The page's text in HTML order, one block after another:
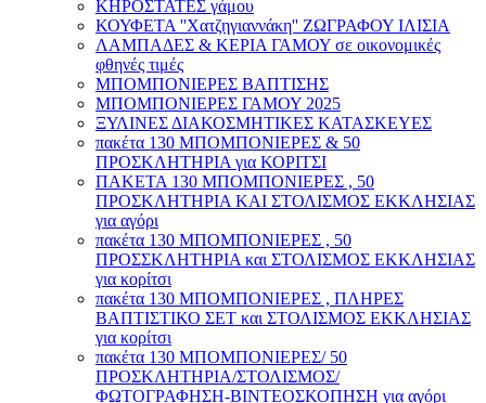
ΚΗΡΟΣΤΑΤΕΣ γάμου
ΚΟΥΦΕΤΑ ''Χατζηγιαννάκη'' ΖΩΓΡΑΦΟΥ ΙΛΙΣΙΑ
ΛΑΜΠΑΔΕΣ & ΚΕΡΙΑ ΓΑΜΟΥ σε οικονομικές
φθηνές τιμές
ΜΠΟΜΠΟΝΙΕΡΕΣ ΒΑΠΤΙΣΗΣ
ΜΠΟΜΠΟΝΙΕΡΕΣ ΓΑΜΟΥ 2025
ΞΥΛΙΝΕΣ ΔΙΑΚΟΣΜΗΤΙΚΕΣ ΚΑΤΑΣΚΕΥΕΣ
πακέτα 130 ΜΠΟΜΠΟΝΙΕΡΕΣ & 50
ΠΡΟΣΚΛΗΤΗΡΙΑ για ΚΟΡΙΤΣΙ
ΠΑΚΕΤΑ 130 ΜΠΟΜΠΟΝΙΕΡΕΣ , 50
ΠΡΟΣΚΛΗΤΗΡΙΑ ΚΑΙ ΣΤΟΛΙΣΜΟΣ ΕΚΚΛΗΣΙΑΣ
για αγόρι
πακέτα 130 ΜΠΟΜΠΟΝΙΕΡΕΣ , 50
ΠΡΟΣΣΚΛΗΤΗΡΙΑ και ΣΤΟΛΙΣΜΟΣ ΕΚΚΛΗΣΙΑΣ
για κορίτσι
πακέτα 130 ΜΠΟΜΠΟΝΙΕΡΕΣ , ΠΛΗΡΕΣ
ΒΑΠΤΙΣΤΙΚΟ ΣΕΤ και ΣΤΟΛΙΣΜΟΣ ΕΚΚΛΗΣΙΑΣ
για κορίτσι
πακέτα 130 ΜΠΟΜΠΟΝΙΕΡΕΣ/ 50
ΠΡΟΣΚΛΗΤΗΡΙΑ/ΣΤΟΛΙΣΜΟΣ/
ΦΩΤΟΓΡΑΦΗΣΗ-ΒΙΝΤΕΟΣΚΟΠΗΣΗ για αγόρι